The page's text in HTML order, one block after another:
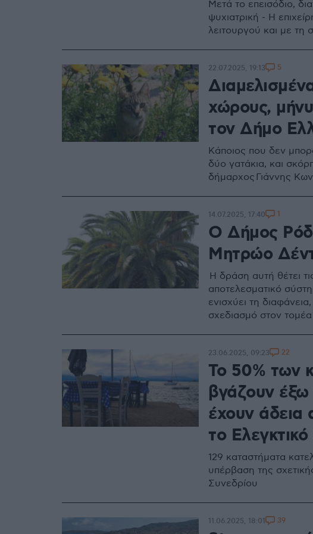
Μετά το επεισόδιο,
ψυχιατρική - Η
λειτουργού και με τη
χώρους,
τον Δήμο
Κάποιος που δεν
δύο γατάκια, και
δήμαρχος Γιάννης
22.07.2025, 19:13 5
Ο Δήμος
Μητρώο
Η δράση αυτή θέτει
αποτελεσματικό
ενισχύει τη
σχεδιασμό στον
14.07.2025, 17:40 1
Το 50% των
βγάζουν
έχουν
το
129 καταστήματα
υπέρβαση της
Συνεδρίου
23.06.2025, 09:23 22
11.06.2025, 18:01 39